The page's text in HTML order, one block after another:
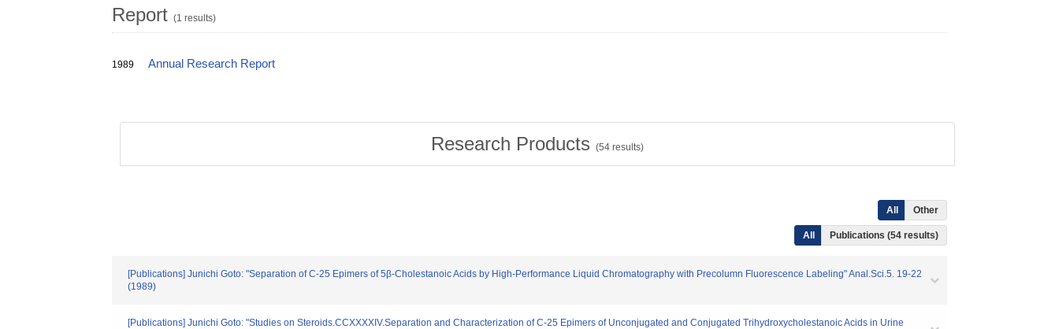
Report (1 results)
1989 Annual Research Report
Research Products (54 results)
All Other
All Publications (54 results)
[Publications] Junichi Goto: "Separation of C-25 Epimers of 5β-Cholestanoic Acids by High-Performance Liquid Chromatography with Precolumn Fluorescence Labeling" Anal.Sci.5. 19-22
(1989)
[Publications] Junichi Goto: "Studies on Steroids.CCXXXXIV.Separation and Characterization of C-25 Epimers of Unconjugated and Conjugated Trihydroxycholestanoic Acids in Urine